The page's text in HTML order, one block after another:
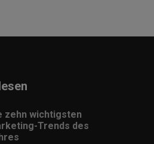
zehn wichtigsten
Trends des